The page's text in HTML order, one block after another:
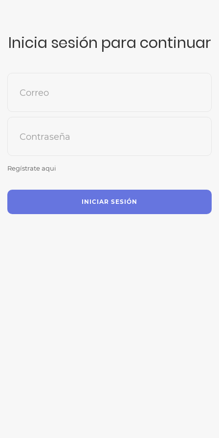
Inicia sesión para continuar
Correo
Contraseña
Regístrate aqui
INICIAR SESIÓN